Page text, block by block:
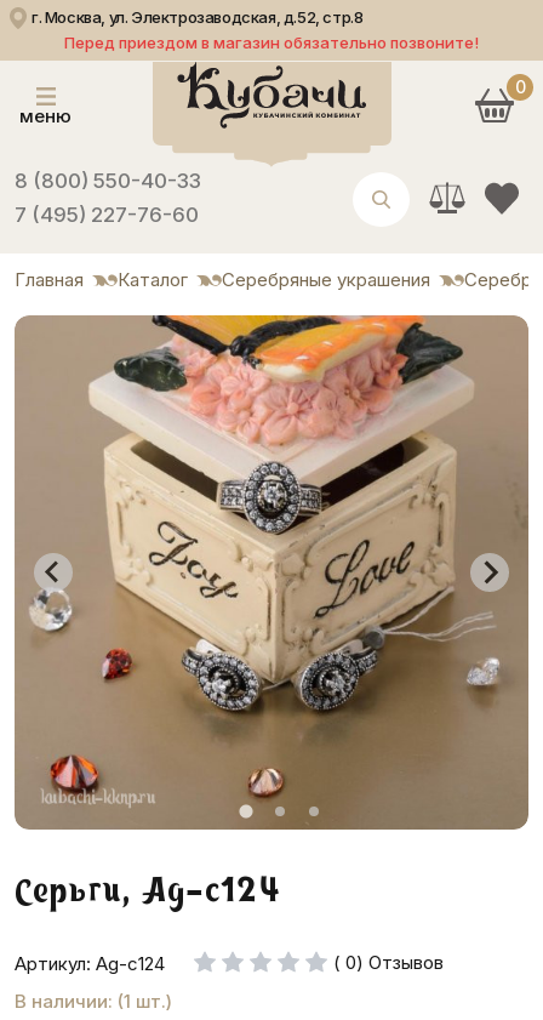
г. Москва, ул. Электрозаводская, д.52, стр.8
Перед приездом в магазин обязательно позвоните!
меню
8 (800) 550-40-33
7 (495) 227-76-60
0
Главная Каталог Серебряные украшения
Серьги, Ag-с124
Артикул: Ag-с124
( 0) Отзывов
В наличии: (1 шт.)